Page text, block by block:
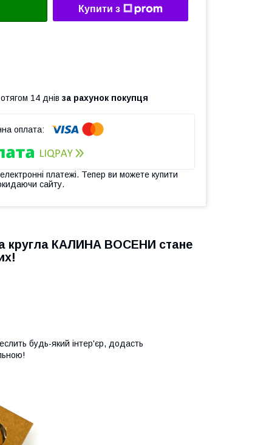
Купити з
14 днів за рахунок покупця
платежі. Тепер ви можете купити
сайту.
кругла КАЛИНА ВОСЕНИ стане
будь-який інтер'єр, додасть